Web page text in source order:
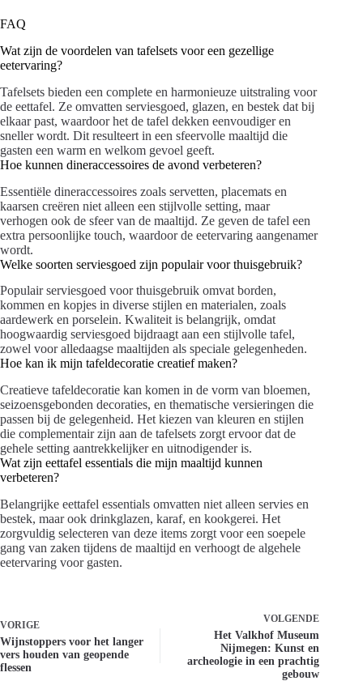
FAQ
Wat zijn de voordelen van tafelsets voor een gezellige
eetervaring?
Tafelsets bieden een complete en harmonieuze uitstraling voor
de eettafel. Ze omvatten serviesgoed, glazen, en bestek dat bij
elkaar past, waardoor het de tafel dekken eenvoudiger en
sneller wordt. Dit resulteert in een sfeervolle maaltijd die
gasten een warm en welkom gevoel geeft.
Hoe kunnen dineraccessoires de avond verbeteren?
Essentiële dineraccessoires zoals servetten, placemats en
kaarsen creëren niet alleen een stijlvolle setting, maar
verhogen ook de sfeer van de maaltijd. Ze geven de tafel een
extra persoonlijke touch, waardoor de eetervaring aangenamer
wordt.
Welke soorten serviesgoed zijn populair voor thuisgebruik?
Populair serviesgoed voor thuisgebruik omvat borden,
kommen en kopjes in diverse stijlen en materialen, zoals
aardewerk en porselein. Kwaliteit is belangrijk, omdat
hoogwaardig serviesgoed bijdraagt aan een stijlvolle tafel,
zowel voor alledaagse maaltijden als speciale gelegenheden.
Hoe kan ik mijn tafeldecoratie creatief maken?
Creatieve tafeldecoratie kan komen in de vorm van bloemen,
seizoensgebonden decoraties, en thematische versieringen die
passen bij de gelegenheid. Het kiezen van kleuren en stijlen
die complementair zijn aan de tafelsets zorgt ervoor dat de
gehele setting aantrekkelijker en uitnodigender is.
Wat zijn eettafel essentials die mijn maaltijd kunnen
verbeteren?
Belangrijke eettafel essentials omvatten niet alleen servies en
bestek, maar ook drinkglazen, karaf, en kookgerei. Het
zorgvuldig selecteren van deze items zorgt voor een soepele
gang van zaken tijdens de maaltijd en verhoogt de algehele
eetervaring voor gasten.
VORIGE
Wijnstoppers voor het langer
vers houden van geopende
flessen
VOLGENDE
Het Valkhof Museum
Nijmegen: Kunst en
archeologie in een prachtig
gebouw